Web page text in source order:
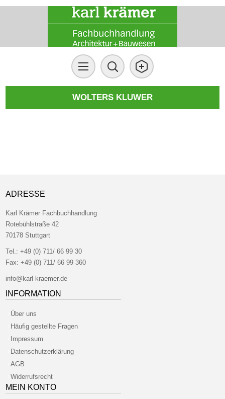
WOLTERS KLUWER
ADRESSE
Karl Krämer Fachbuchhandlung
Rotebühlstraße 42
70178 Stuttgart
Tel.:+49 (0) 711/ 66 99 30
Fax: +49 (0) 711/ 66 99 360
info@karl-kraemer.de
INFORMATION
Über uns
Häufig gestellte Fragen
Impressum
Datenschutzerklärung
AGB
Widerrufsrecht
MEIN KONTO